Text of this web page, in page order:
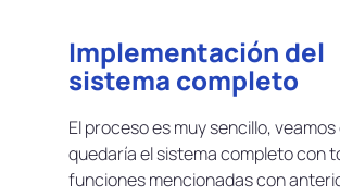
Implementación del
sistema completo
El proceso es muy sencillo,
quedaría el sistema completo con
funciones mencionadas con